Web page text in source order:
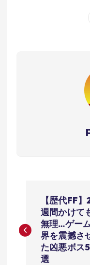
ナ
【歴代FF】
週間かけて
無理…ゲー
界を震撼さ
た凶悪ボス5
選